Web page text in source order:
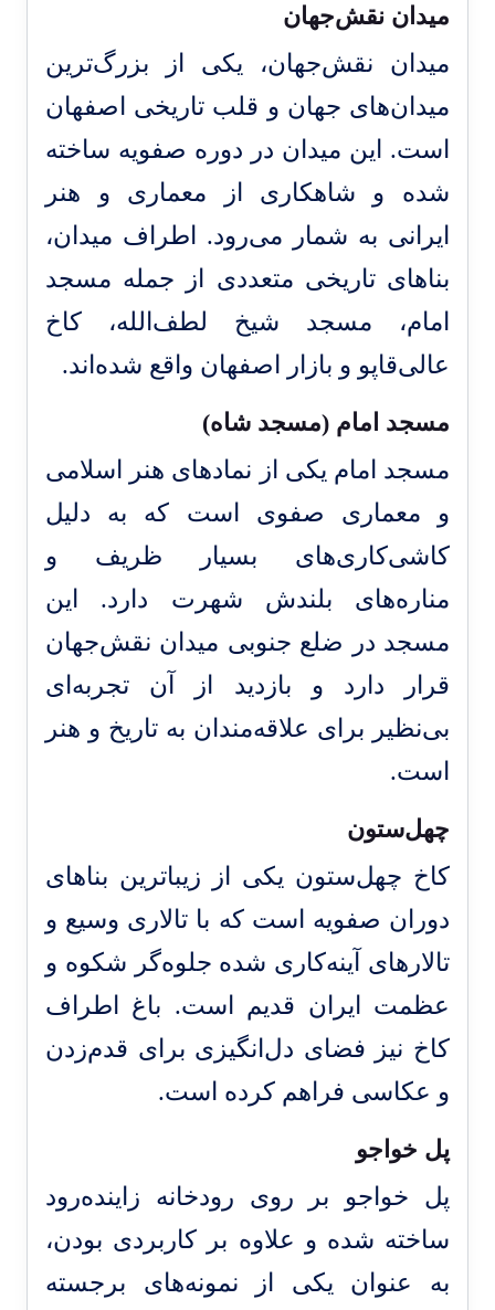
میدان نقش‌جهان
میدان نقش‌جهان، یکی از بزرگ‌ترین
میدان‌های جهان و قلب تاریخی اصفهان
است. این میدان در دوره صفویه ساخته
شده و شاهکاری از معماری و هنر
ایرانی به شمار می‌رود. اطراف میدان،
بناهای تاریخی متعددی از جمله مسجد
امام، مسجد شیخ لطف‌الله، کاخ
عالی‌قاپو و بازار اصفهان واقع شده‌اند.
مسجد امام (مسجد شاه)
مسجد امام یکی از نمادهای هنر اسلامی
و معماری صفوی است که به دلیل
کاشی‌کاری‌های بسیار ظریف و
مناره‌های بلندش شهرت دارد. این
مسجد در ضلع جنوبی میدان نقش‌جهان
قرار دارد و بازدید از آن تجربه‌ای
بی‌نظیر برای علاقه‌مندان به تاریخ و هنر
است.
چهل‌ستون
کاخ چهل‌ستون یکی از زیباترین بناهای
دوران صفویه است که با تالاری وسیع و
تالارهای آینه‌کاری شده جلوه‌گر شکوه و
عظمت ایران قدیم است. باغ اطراف
کاخ نیز فضای دل‌انگیزی برای قدم‌زدن
و عکاسی فراهم کرده است.
پل خواجو
پل خواجو بر روی رودخانه زاینده‌رود
ساخته شده و علاوه بر کاربردی بودن،
به عنوان یکی از نمونه‌های برجسته